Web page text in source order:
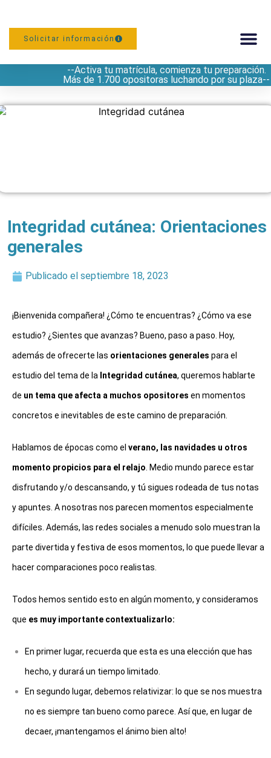
Solicitar información
--Activa tu matrícula, comienza tu preparación.
Más de 1.700 opositoras luchando por su plaza--
Integridad cutánea: Orientaciones
generales
Publicado el septiembre 18, 2023
¡Bienvenida compañera! ¿Cómo te encuentras? ¿Cómo va ese
estudio? ¿Sientes que avanzas? Bueno, paso a paso. Hoy,
además de ofrecerte las orientaciones generales para el
estudio del tema de la Integridad cutánea, queremos hablarte
de un tema que afecta a muchos opositores en momentos
concretos e inevitables de este camino de preparación.
Hablamos de épocas como elverano, las navidades u otros
momento propicios para el relajo . Medio mundo parece estar
disfrutando y/o descansando, y tú sigues rodeada de tus notas
y apuntes. A nosotras nos parecen momentos especialmente
difíciles. Además, las redes sociales a menudo solo muestran la
parte divertida y festiva de esos momentos, lo que puede llevar a
hacer comparaciones poco realistas.
Todos hemos sentido esto en algún momento, y consideramos
que es muy importante contextualizarlo:
En primer lugar, recuerda que esta es una elección que has
hecho, y durará un tiempo limitado.
En segundo lugar, debemos relativizar: lo que se nos muestra
no es siempre tan bueno como parece. Así que, en lugar de
decaer, ¡mantengamos el ánimo bien alto!